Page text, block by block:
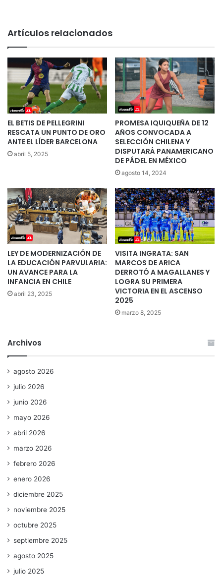
Artículos relacionados
EL BETIS DE PELLEGRINI
RESCATA UN PUNTO DE ORO
ANTE EL LÍDER BARCELONA
abril 5, 2025
PROMESA IQUIQUEÑA DE 12
AÑOS CONVOCADA A
SELECCIÓN CHILENA Y
DISPUTARÁ PANAMERICANO
DE PÁDEL EN MÉXICO
agosto 14, 2024
LEY DE MODERNIZACIÓN DE
LA EDUCACIÓN PARVULARIA:
UN AVANCE PARA LA
INFANCIA EN CHILE
abril 23, 2025
VISITA INGRATA: SAN
MARCOS DE ARICA
DERROTÓ A MAGALLANES Y
LOGRA SU PRIMERA
VICTORIA EN EL ASCENSO
2025
marzo 8, 2025
Archivos
agosto 2026
julio 2026
junio 2026
mayo 2026
abril 2026
marzo 2026
febrero 2026
enero 2026
diciembre 2025
noviembre 2025
octubre 2025
septiembre 2025
agosto 2025
julio 2025